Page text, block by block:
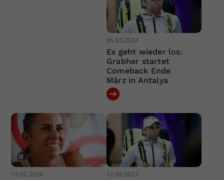
06.03.2024
Es geht wieder los:
Grabher startet
Comeback Ende
März in Antalya
19.02.2024 12.09.2023